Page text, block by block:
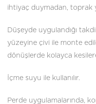
ihtiyaç duymadan, toprak
Düşeyde uygulandığı
yüzeyine çivi ile monte
dönüşlerde kolayca
İçme suyu ile kullanılır.
Perde uygulamalarında,